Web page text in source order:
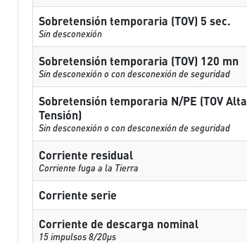
Sobretensión temporaria (TOV) 5 sec.
Sin desconexión
Sobretensión temporaria (TOV) 120 mn
Sin desconexión o con desconexión de seguridad
Sobretensión temporaria N/PE (TOV Alta
Tensión)
Sin desconexión o con desconexión de seguridad
Corriente residual
Corriente fuga a la Tierra
Corriente serie
Corriente de descarga nominal
15 impulsos 8/20µs